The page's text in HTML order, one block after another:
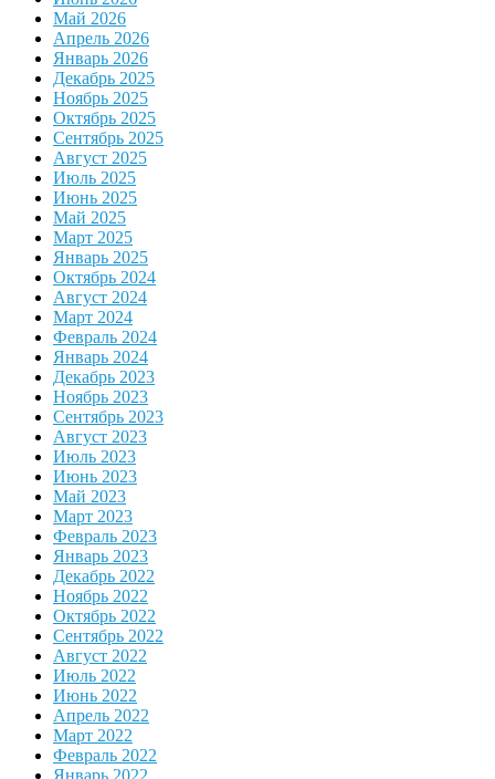
Май 2026
Апрель 2026
Январь 2026
Декабрь 2025
Ноябрь 2025
Октябрь 2025
Сентябрь 2025
Август 2025
Июль 2025
Июнь 2025
Май 2025
Март 2025
Январь 2025
Октябрь 2024
Август 2024
Март 2024
Февраль 2024
Январь 2024
Декабрь 2023
Ноябрь 2023
Сентябрь 2023
Август 2023
Июль 2023
Июнь 2023
Май 2023
Март 2023
Февраль 2023
Январь 2023
Декабрь 2022
Ноябрь 2022
Октябрь 2022
Сентябрь 2022
Август 2022
Июль 2022
Июнь 2022
Апрель 2022
Март 2022
Февраль 2022
Январь 2022